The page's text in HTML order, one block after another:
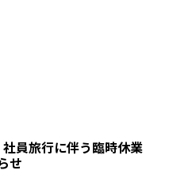
員旅行に伴う臨時休業
せ